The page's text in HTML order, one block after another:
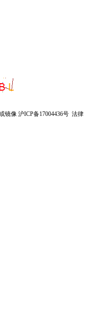
镜像 沪ICP备17004436号 法律